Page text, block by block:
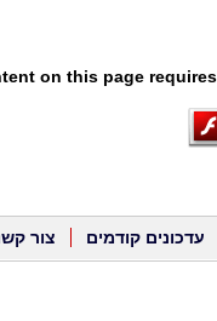
on this page
עדכונים קודמים צור